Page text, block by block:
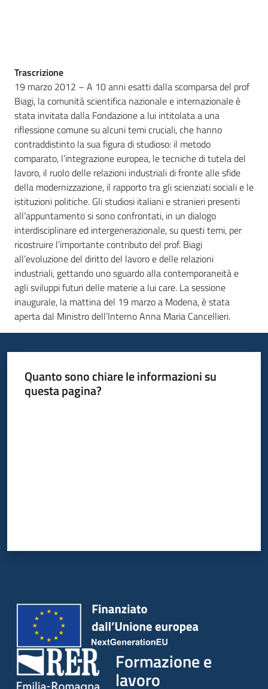
europeo
Plus
Seguici
su
Trascrizione
19 marzo 2012 – A 10 anni esatti dalla scomparsa del prof
Biagi, la comunità scientifica nazionale e internazionale è
stata invitata dalla Fondazione a lui intitolata a una
riflessione comune su alcuni temi cruciali, che hanno
contraddistinto la sua figura di studioso: il metodo
comparato, l’integrazione europea, le tecniche di tutela del
lavoro, il ruolo delle relazioni industriali di fronte alle sfide
della modernizzazione, il rapporto tra gli scienziati sociali e le
istituzioni politiche. Gli studiosi italiani e stranieri presenti
all’appuntamento si sono confrontati, in un dialogo
interdisciplinare ed intergenerazionale, su questi temi, per
ricostruire l’importante contributo del prof. Biagi
all’evoluzione del diritto del lavoro e delle relazioni
industriali, gettando uno sguardo alla contemporaneità e
agli sviluppi futuri delle materie a lui care. La sessione
inaugurale, la mattina del 19 marzo a Modena, è stata
aperta dal Ministro dell’Interno Anna Maria Cancellieri.
Quanto sono chiare le informazioni su
questa pagina?
Formazione e
lavoro